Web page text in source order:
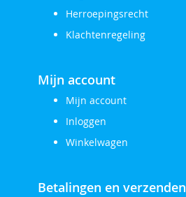
Herroepingsrecht
Klachtenregeling
Mijn account
Mijn account
Inloggen
Winkelwagen
Betalingen en verzenden